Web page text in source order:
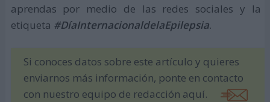
aprendas por medio de las redes sociales y la
etiqueta #DíaInternacionaldelaEpilepsia.
Si conoces datos sobre este artículo y quieres
enviarnos más información, ponte en contacto
con nuestro equipo de redacción aquí.